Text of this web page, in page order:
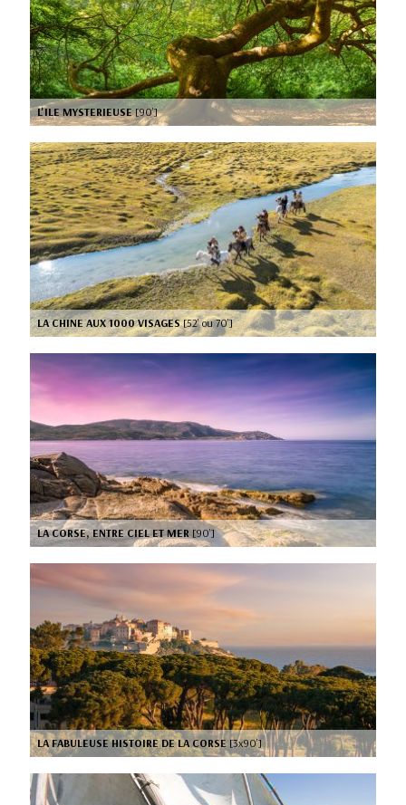
L'ILE MYSTERIEUSE[90’]
LA CHINE AUX 1000 VISAGES[52’ ou 70’]
LA CORSE, ENTRE CIEL ET MER[90’]
LA FABULEUSE HISTOIRE DE LA CORSE [3x90’]